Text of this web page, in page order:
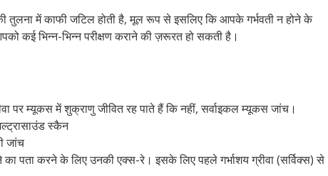
तुलना में काफी जटिल होती है, मूल रूप से इसलिए कि आपके गर्भवती न होने के
कई भिन्न-भिन्न परीक्षण कराने की ज़रूरत हो सकती है।
पर म्यूकस में शुक्राणु जीवित रह पाते हैं कि नहीं, सर्वाइकल म्यूकस जांच।
स्कैन
जांच
पता करने के लिए उनकी एक्स-रे। इसके लिए पहले गर्भाशय ग्रीवा (सर्विक्स) से